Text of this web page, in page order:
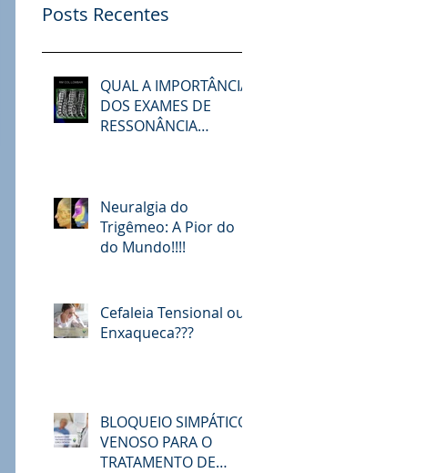
Posts Recentes
QUAL A IMPORTÂNCIA
DOS EXAMES DE
RESSONÂNCIA
Neuralgia do
Trigêmeo: A Pior do
do Mundo!!!!
Cefaleia Tensional ou
Enxaqueca???
BLOQUEIO SIMPÁTICO
VENOSO PARA O
TRATAMENTO DE